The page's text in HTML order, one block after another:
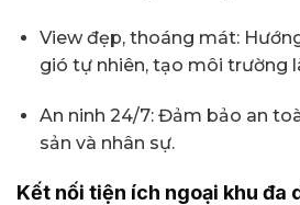
View đẹp, thoáng mát:
gió tự nhiên, tạo môi trường
An ninh 24/7: Đảm bảo an
sản và nhân sự.
Kết nối tiện ích ngoại khu đa